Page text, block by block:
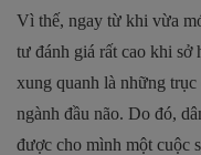
Vì thế, ngay từ khi vừa
tư đánh giá rất cao khi
xung quanh là những
ngành đầu não. Do đó,
được cho mình một cuộc